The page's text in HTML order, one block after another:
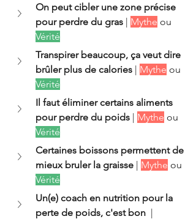
On peut cibler une zone précise
pour perdre du gras | Mythe ou
Vérité
Transpirer beaucoup, ça veut dire
brûler plus de calories | Mythe ou
Vérité
Il faut éliminer certains aliments
pour perdre du poids | Mythe ou
Vérité
Certaines boissons permettent de
mieux bruler la graisse | Mythe ou
Vérité
Un(e) coach en nutrition pour la
perte de poids, c'est bon |